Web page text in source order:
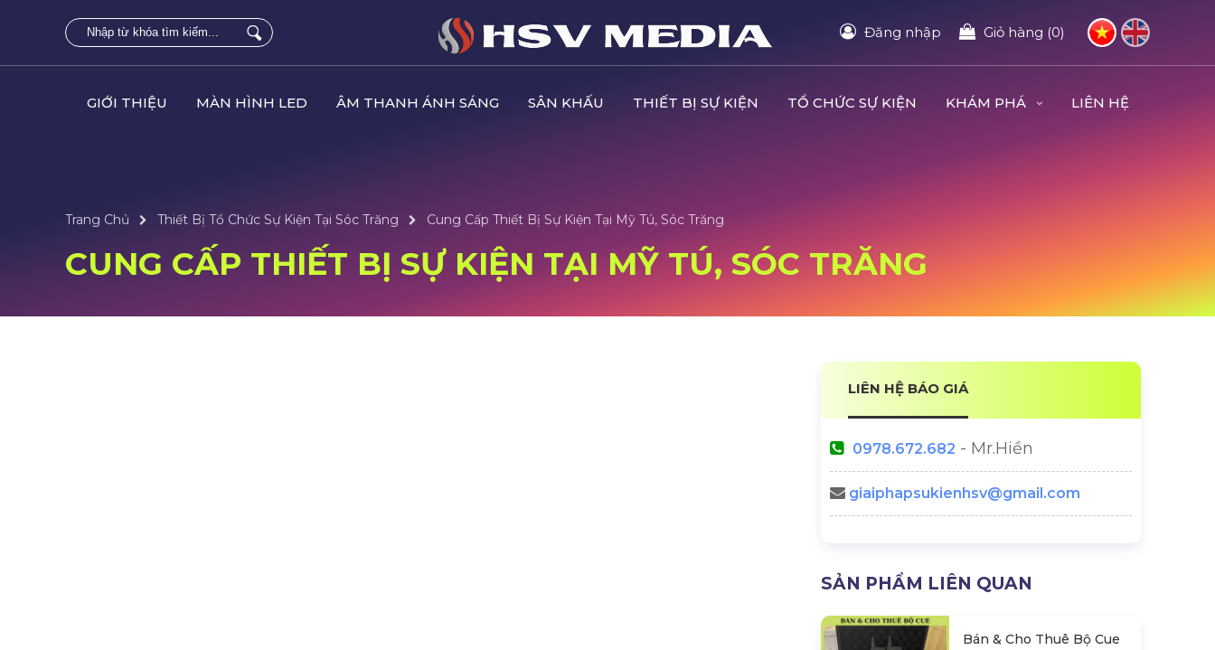
Đăng nhập Giỏ hàng (0)
GIỚI THIỆU MÀN HÌNH LED ÂM THANH ÁNH SÁNG SÂN KHẤU THIẾT BỊ SỰ KIỆN TỔ CHỨC SỰ KIỆN KHÁM PHÁ LIÊN HỆ
Trang Chủ Thiết Bị Tổ Chức Sự Kiện Tại Sóc Trăng Cung Cấp Thiết Bị Sự Kiện Tại Mỹ Tú, Sóc Trăng
CUNG CẤP THIẾT BỊ SỰ KIỆN TẠI MỸ TÚ, SÓC TRĂNG
LIÊN HỆ BÁO GIÁ
0978.672.682 - Mr.Hiền
giaiphapsukienhsv@gmail.com
SẢN PHẨM LIÊN QUAN
Bán & Cho Thuê Bộ Cue